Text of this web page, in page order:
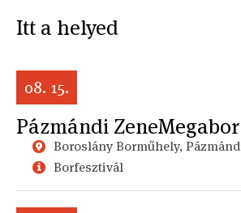
Itt a helyed
08. 15.
Pázmándi ZeneMegabor
Boroslány Borműhely, Pázmánd
Borfesztivál